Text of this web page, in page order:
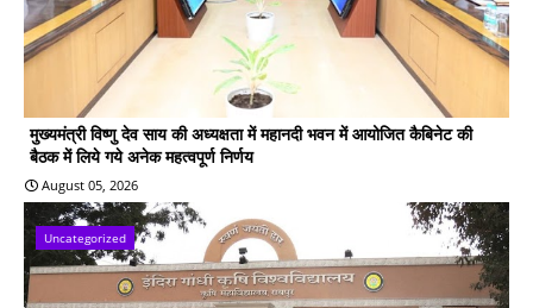
मुख्यमंत्री विष्णु देव साय की अध्यक्षता में महानदी भवन में आयोजित कैबिनेट की
बैठक में लिये गये अनेक महत्वपूर्ण निर्णय
August 05, 2026
Uncategorized